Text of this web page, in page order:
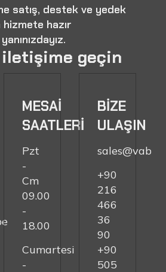
satış, destek ve yedek
hazır
geçin
MESAİ
SAATLERİ
Pzt
-
Cm
09.00
-
18.00
Cumartesi
-
BİZE
ULAŞIN
+90
216
466
36
90
+90
505